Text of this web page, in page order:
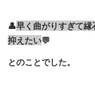
👤早く曲がりすぎて
抑えたい💬
とのことでした。